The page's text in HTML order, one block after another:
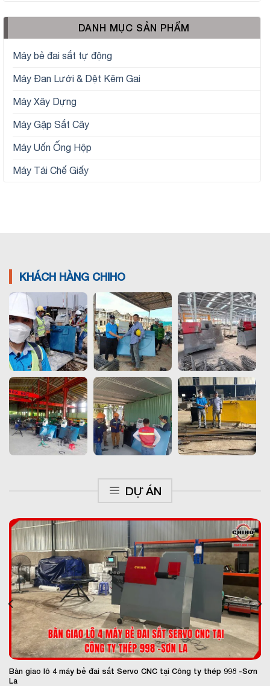
DANH MỤC SẢN PHẨM
Máy bẻ đai sắt tự động
Máy Đan Lưới & Dệt Kẽm Gai
Máy Xây Dựng
Máy Gập Sắt Cây
Máy Uốn Ống Hộp
Máy Tái Chế Giấy
KHÁCH HÀNG CHIHO
DỰ ÁN
Bàn giao lô 4 máy bẻ đai sắt Servo CNC tại Công ty thép 998 -Sơn
La